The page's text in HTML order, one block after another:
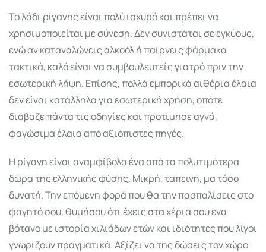
Το λάδι ρίγανης είναι πολύ ισχυρό και πρέπει να
χρησιμοποιείται με σύνεση. Δεν συνιστάται σε εγκύους,
ενώ αν καταναλώνεις αλκοόλ ή παίρνεις φάρμακα
τακτικά, καλό είναι να συμβουλευτείς γιατρό πριν την
εσωτερική λήψη. Επίσης, πολλά εμπορικά αιθέρια έλαια
δεν είναι κατάλληλα για εσωτερική χρήση, οπότε
διάβαζε πάντα τις οδηγίες και προτίμησε αγνά,
φαγώσιμα έλαια από αξιόπιστες πηγές.
Η ρίγανη είναι αναμφίβολα ένα από τα πολυτιμότερα
δώρα της ελληνικής φύσης. Μικρή, ταπεινή, μα τόσο
δυνατή. Την επόμενη φορά που θα την πασπαλίσεις στο
φαγητό σου, θυμήσου ότι έχεις στα χέρια σου ένα
βότανο με ιστορία χιλιάδων ετών και ιδιότητες που λίγοι
γνωρίζουν πραγματικά. Αξίζει να της δώσεις τον χώρο